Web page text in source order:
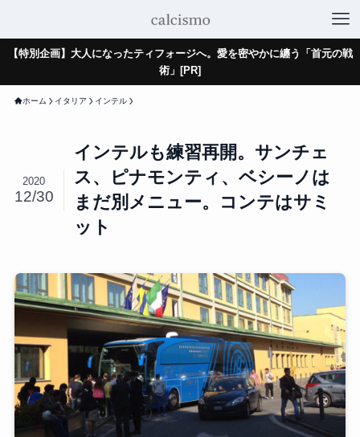
【特別企画】大人になったティフォージへ。愛を密やかに纏う「首元の戦
術」[PR]
ホーム イタリア インテル
インテルも練習再開。サンチェ
ス、ピナモンティ、ベシーノは
まだ別メニュー。コンテはサミ
ット
2020
12/30